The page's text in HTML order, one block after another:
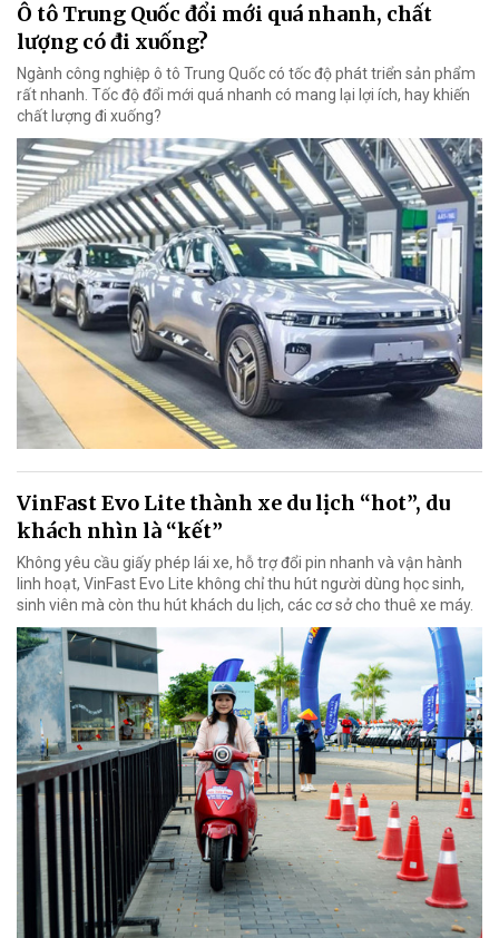
Ô tô Trung Quốc đổi mới quá nhanh, chất
lượng có đi xuống?
Ngành công nghiệp ô tô Trung Quốc có tốc độ phát triển sản phẩm
rất nhanh. Tốc độ đổi mới quá nhanh có mang lại lợi ích, hay khiến
chất lượng đi xuống?
VinFast Evo Lite thành xe du lịch “hot”, du
khách nhìn là “kết”
Không yêu cầu giấy phép lái xe, hỗ trợ đổi pin nhanh và vận hành
linh hoạt, VinFast Evo Lite không chỉ thu hút người dùng học sinh,
sinh viên mà còn thu hút khách du lịch, các cơ sở cho thuê xe máy.